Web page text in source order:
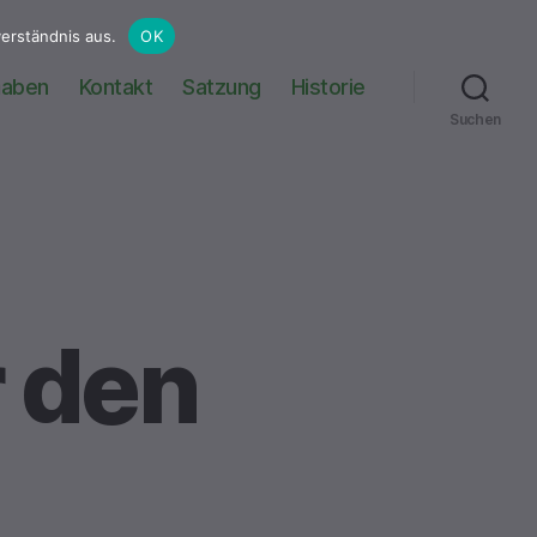
Kontakt Satzung Historie
Suchen
den
aus. OK